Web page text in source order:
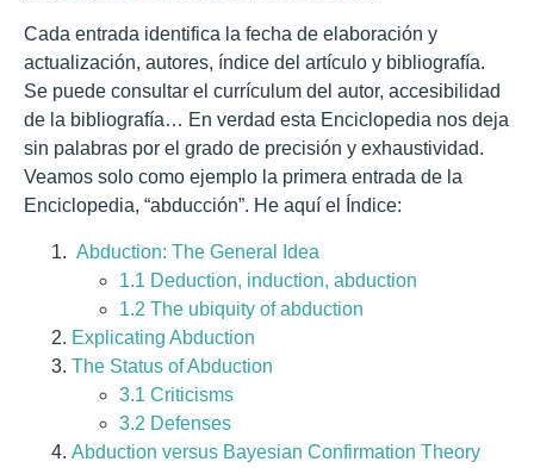
Cada entrada identifica la fecha de elaboración y
actualización, autores, índice del artículo y bibliografía.
Se puede consultar el currículum del autor, accesibilidad
de la bibliografía… En verdad esta Enciclopedia nos deja
sin palabras por el grado de precisión y exhaustividad.
Veamos solo como ejemplo la primera entrada de la
Enciclopedia, “abducción”. He aquí el Índice:
Abduction: The General Idea
1.1 Deduction, induction, abduction
1.2 The ubiquity of abduction
Explicating Abduction
The Status of Abduction
3.1 Criticisms
3.2 Defenses
Abduction versus Bayesian Confirmation Theory